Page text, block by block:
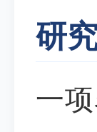
研
一